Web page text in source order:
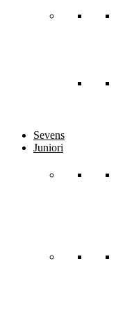
Sevens
Juniori